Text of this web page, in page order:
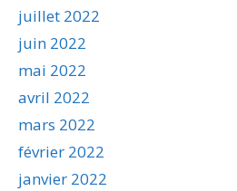
juillet 2022
juin 2022
mai 2022
avril 2022
mars 2022
février 2022
janvier 2022